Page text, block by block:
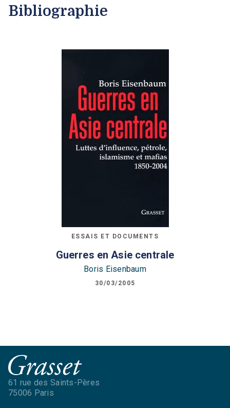
Bibliographie
ESSAIS ET DOCUMENTS
Guerres en Asie centrale
Boris Eisenbaum
30/03/2005
61 rue des Saints-Pères
75006 Paris